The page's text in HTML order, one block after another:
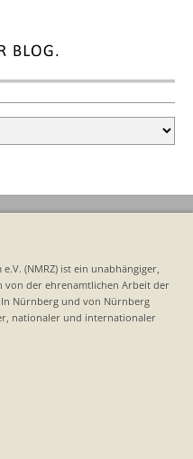
(NMRZ) ist ein unabhängiger,
von der ehrenamtlichen Arbeit der
Nürnberg und von Nürnberg
nationaler und internationaler